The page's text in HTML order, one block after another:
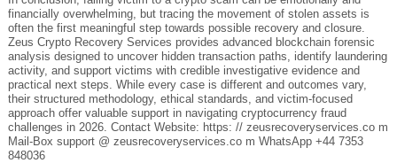
financially overwhelming, but tracing the movement of stolen assets is
often the first meaningful step towards possible recovery and closure.
Zeus Crypto Recovery Services provides advanced blockchain forensic
analysis designed to uncover hidden transaction paths, identify laundering
activity, and support victims with credible investigative evidence and
practical next steps. While every case is different and outcomes vary,
their structured methodology, ethical standards, and victim-focused
approach offer valuable support in navigating cryptocurrency fraud
challenges in 2026. Contact Website: https: // zeusrecoveryservices.co m
Mail-Box support @ zeusrecoveryservices.co m WhatsApp +44 7353
848036